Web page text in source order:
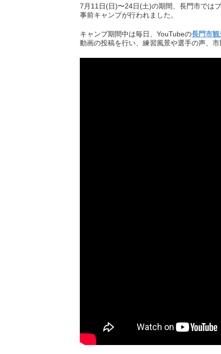
7月11日(日)〜24日(土)の期間、長門市では
事前キャンプが行われました。
キャンプ期間中は毎日、YouTubeの長門市観
動画の投稿を行い、練習風景や選手の声、